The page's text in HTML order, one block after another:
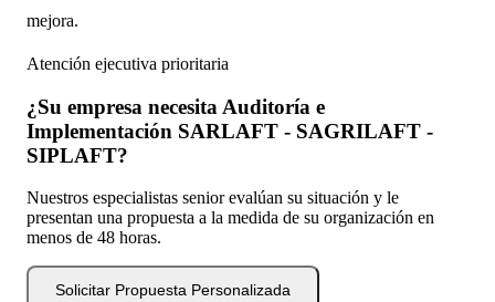
mejora.
Atención ejecutiva prioritaria
¿Su empresa necesita Auditoría e
Implementación SARLAFT - SAGRILAFT -
SIPLAFT?
Nuestros especialistas senior evalúan su situación y le
presentan una propuesta a la medida de su organización en
menos de 48 horas.
Solicitar Propuesta Personalizada